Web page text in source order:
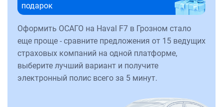
подарок
Оформить ОСАГО на Haval F7 в Грозном стало
еще проще - сравните предложения от 15 ведущих
страховых компаний на одной платформе,
выберите лучший вариант и получите
электронный полис всего за 5 минут.